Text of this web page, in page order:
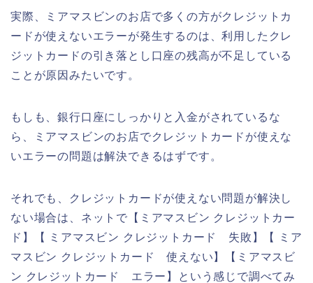
実際、ミアマスビンのお店で多くの方がクレジットカ
ードが使えないエラーが発生するのは、利用したクレ
ジットカードの引き落とし口座の残高が不足している
ことが原因みたいです。
もしも、銀行口座にしっかりと入金がされているな
ら、ミアマスビンのお店でクレジットカードが使えな
いエラーの問題は解決できるはずです。
それでも、クレジットカードが使えない問題が解決し
ない場合は、ネットで【ミアマスビン クレジットカー
ド】【 ミアマスビン クレジットカード 失敗】【 ミア
マスビン クレジットカード 使えない】【ミアマスビ
ン クレジットカード エラー】という感じで調べてみ